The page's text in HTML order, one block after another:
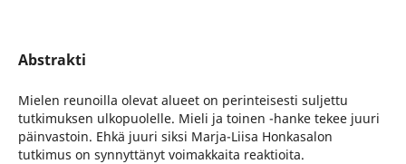
Abstrakti
Mielen reunoilla olevat alueet on perinteisesti suljettu
tutkimuksen ulkopuolelle. Mieli ja toinen -hanke tekee juuri
päinvastoin. Ehkä juuri siksi Marja-Liisa Honkasalon
tutkimus on synnyttänyt voimakkaita reaktioita.